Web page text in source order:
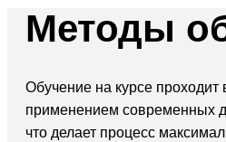
Методы
Обучение на курсе
применением современных
что делает процесс